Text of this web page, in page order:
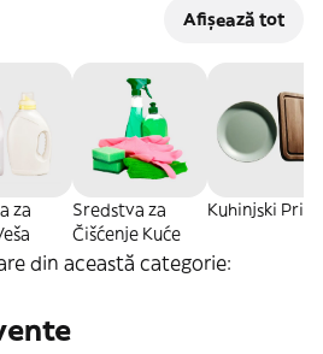
Afișează tot
za
Sredstva za
Čišćenje Kuće
Kuhinjski
din această categorie: